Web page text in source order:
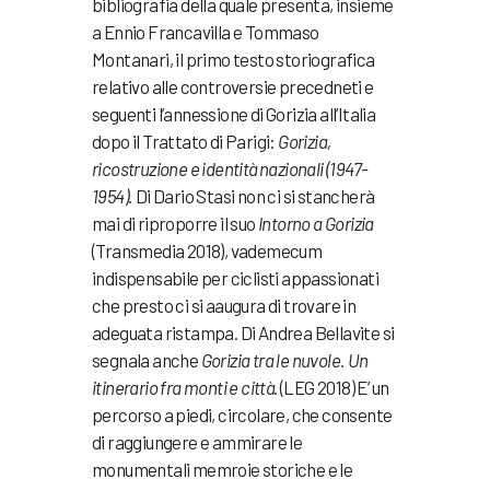
bibliografia della quale presenta, insieme
a Ennio Francavilla e Tommaso
Montanari, il primo testo storiografica
relativo alle controversie precedneti e
seguenti l’annessione di Gorizia all’Italia
dopo il Trattato di Parigi: Gorizia,
ricostruzione e identità nazionali (1947-
1954). Di Dario Stasi non ci si stancherà
mai di riproporre il suo Intorno a Gorizia
(Transmedia 2018), vademecum
indispensabile per ciclisti appassionati
che presto ci si aaugura di trovare in
adeguata ristampa. Di Andrea Bellavite si
segnala anche Gorizia tra le nuvole. Un
itinerario fra monti e città. (LEG 2018) E’ un
percorso a piedi, circolare, che consente
di raggiungere e ammirare le
monumentali memroie storiche e le